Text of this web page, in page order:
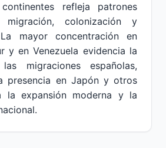
refleja patrones
colonización y
mayor concentración en
y en Venezuela evidencia la
migraciones españolas,
presencia en Japón y otros
la expansión moderna y la